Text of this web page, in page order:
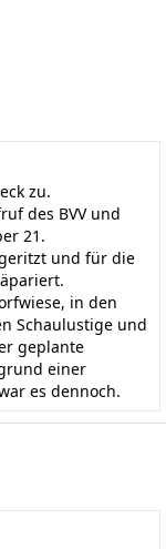
zu.
des BVV und
21.
und für die
in den
Schaulustige und
geplante
einer
es dennoch.